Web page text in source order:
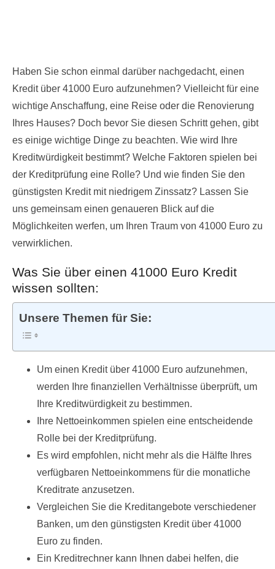
Haben Sie schon einmal darüber nachgedacht, einen
Kredit über 41000 Euro aufzunehmen? Vielleicht für eine
wichtige Anschaffung, eine Reise oder die Renovierung
Ihres Hauses? Doch bevor Sie diesen Schritt gehen, gibt
es einige wichtige Dinge zu beachten. Wie wird Ihre
Kreditwürdigkeit bestimmt? Welche Faktoren spielen bei
der Kreditprüfung eine Rolle? Und wie finden Sie den
günstigsten Kredit mit niedrigem Zinssatz? Lassen Sie
uns gemeinsam einen genaueren Blick auf die
Möglichkeiten werfen, um Ihren Traum von 41000 Euro zu
verwirklichen.
Was Sie über einen 41000 Euro Kredit
wissen sollten:
Unsere Themen für Sie:
Um einen Kredit über 41000 Euro aufzunehmen,
werden Ihre finanziellen Verhältnisse überprüft, um
Ihre Kreditwürdigkeit zu bestimmen.
Ihre Nettoeinkommen spielen eine entscheidende
Rolle bei der Kreditprüfung.
Es wird empfohlen, nicht mehr als die Hälfte Ihres
verfügbaren Nettoeinkommens für die monatliche
Kreditrate anzusetzen.
Vergleichen Sie die Kreditangebote verschiedener
Banken, um den günstigsten Kredit über 41000
Euro zu finden.
Ein Kreditrechner kann Ihnen dabei helfen, die